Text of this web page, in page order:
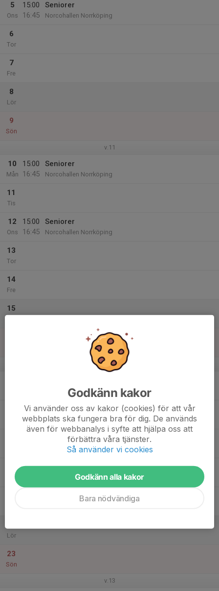
5
Ons
15:00
16:45
Seniorer
Norcohallen Norrköping
6
Tor
7
Fre
8
Lör
9
Sön
v.11
10
Mån
15:00
16:45
Seniorer
Norcohallen Norrköping
11
Tis
12
Ons
15:00
16:45
Seniorer
Norcohallen Norrköping
13
Tor
14
Fre
15
v.12
Norcohallen Norrköping
Seniorer
Norcohallen Norrköping
Tor
Lör
23
Sön
v.13
Godkänn kakor
Vi använder oss av kakor (cookies) för att vår
webbplats ska fungera bra för dig. De används
även för webbanalys i syfte att hjälpa oss att
förbättra våra tjänster.
Så använder vi cookies
Godkänn alla kakor
Bara nödvändiga